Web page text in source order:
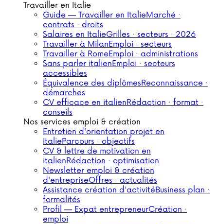
Travailler en Italie
Guide — Travailler en ItalieMarché ·
contrats · droits
Salaires en ItalieGrilles · secteurs · 2026
Travailler à MilanEmploi · secteurs
Travailler à RomeEmploi · administrations
Sans parler italienEmploi · secteurs
accessibles
Équivalence des diplômesReconnaissance ·
démarches
CV efficace en italienRédaction · format ·
conseils
Nos services emploi & création
Entretien d'orientation projet en
ItalieParcours · objectifs
CV & lettre de motivation en
italienRédaction · optimisation
Newsletter emploi & création
d'entrepriseOffres · actualités
Assistance création d'activitéBusiness plan ·
formalités
Profil — Expat entrepreneurCréation ·
emploi